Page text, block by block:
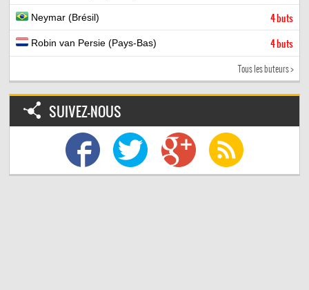
Neymar (Brésil) 4 buts
Robin van Persie (Pays-Bas) 4 buts
Tous les buteurs >
SUIVEZ-NOUS